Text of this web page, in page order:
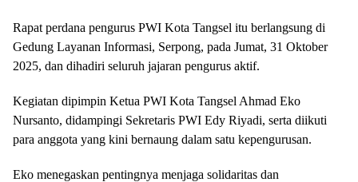
Rapat perdana pengurus PWI Kota Tangsel itu berlangsung di
Gedung Layanan Informasi, Serpong, pada Jumat, 31 Oktober
2025, dan dihadiri seluruh jajaran pengurus aktif.
Kegiatan dipimpin Ketua PWI Kota Tangsel Ahmad Eko
Nursanto, didampingi Sekretaris PWI Edy Riyadi, serta diikuti
para anggota yang kini bernaung dalam satu kepengurusan.
Eko menegaskan pentingnya menjaga solidaritas dan